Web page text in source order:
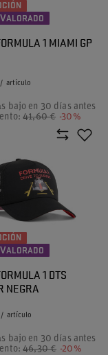
1 MIAMI GP
/ artículo
bajo en 30 días antes
41,60 € -30%
1 DTS
NEGRA
/ artículo
bajo en 30 días antes
46,30 € -20%